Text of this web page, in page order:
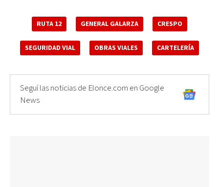
RUTA 12 GENERAL GALARZA CRESPO
SEGURIDAD VIAL OBRAS VIALES CARTELERÍA
Seguí las noticias de Elonce.com en Google
News